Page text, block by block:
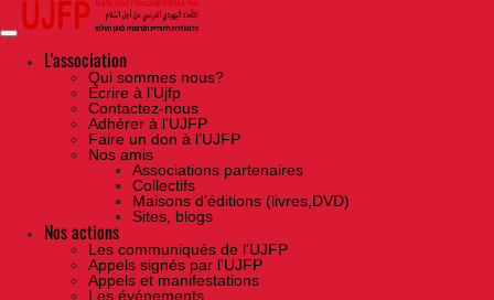
Skip
the
contentL'association
Qui sommes nous?
Ecrire à l’Ujfp
Contactez-nous
Adhérer à l’UJFP
Faire un don à l’UJFP
Nos amis
Associations partenaires
Collectifs
Maisons d’éditions (livres,DVD)
Sites, blogs
Nos actions
Les communiqués de l'UJFP
Appels signés par l'UJFP
Appels et manifestations
Les événements